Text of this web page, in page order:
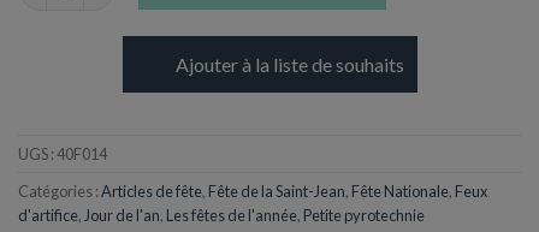
Ajouter à la liste de souhaits
UGS :40F014
Catégories :Articles de fête, Fête de la Saint-Jean, Fête Nationale, Feux
d'artifice,Jour de l'an, Les fêtes de l'année, Petite pyrotechnie